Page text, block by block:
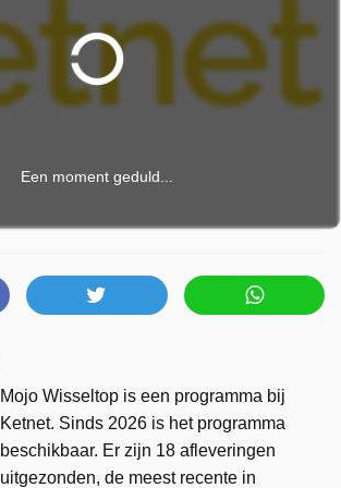
Een moment geduld...
Mojo Wisseltop is een programma bij
Ketnet. Sinds 2026 is het programma
beschikbaar. Er zijn 18 afleveringen
uitgezonden, de meest recente in